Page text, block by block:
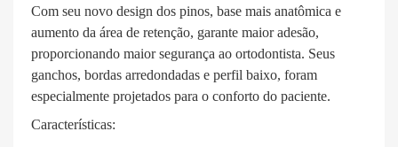
Com seu novo design dos pinos, base mais anatômica e
aumento da área de retenção, garante maior adesão,
proporcionando maior segurança ao ortodontista. Seus
ganchos, bordas arredondadas e perfil baixo, foram
especialmente projetados para o conforto do paciente.
Características: